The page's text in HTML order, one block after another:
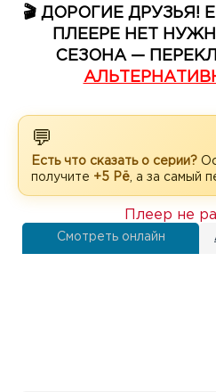
🎬 ДОРОГИЕ ДРУЗЬЯ!
ПЛЕЕРЕ НЕТ
СЕЗОНА —
💬
Есть что сказать о серии?
получите +5 Рё , а за самый
Смотреть онлайн
Плеер не